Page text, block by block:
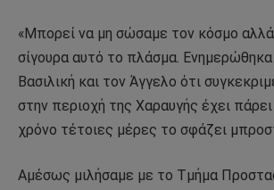
«Μπορεί να μη σώσαμε τον κόσμο
σίγουρα αυτό το πλάσμα.
Βασιλική και τον Άγγελο ότι
στην περιοχή της Χαραυγής έχει
χρόνο τέτοιες μέρες το σφάζει
Αμέσως μιλήσαμε με το Τμήμα